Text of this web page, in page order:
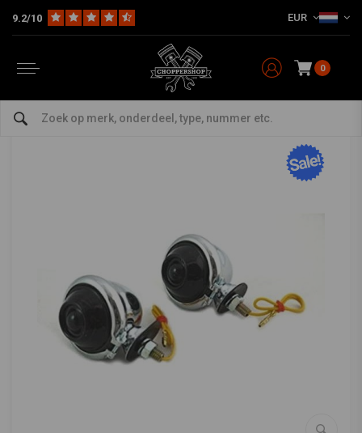
9.2/10 EUR
0
Multi-fit Verlichting Chrome & Smoke Bullet richtingaanwijzerset (2 st.)
Chrome & Smoke Bullet richtingaanwijzerset (2
st.)